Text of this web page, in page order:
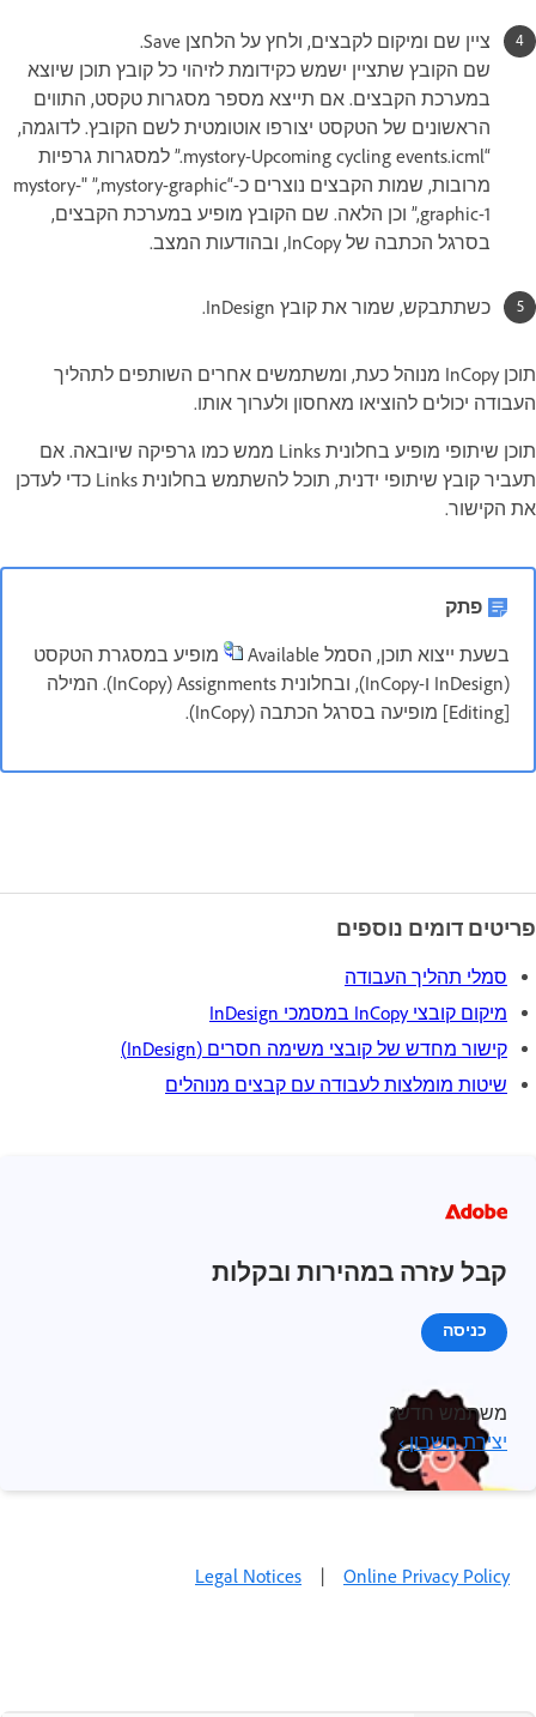
ציין שם ומיקום לקבצים, ולחץ על הלחצן Save.
שם הקובץ שתציין ישמש כקידומת לזיהוי כל קובץ תוכן שיוצא
במערכת הקבצים. אם תייצא מספר מסגרות טקסט, התווים
הראשונים של הטקסט יצורפו אוטומטית לשם הקובץ. לדוגמה,
“mystory-Upcoming cycling events.icml.” למסגרות גרפיות
מרובות, שמות הקבצים נוצרים כ-“mystory-graphic‏,” "mystory-
graphic-1,” וכן הלאה. שם הקובץ מופיע במערכת הקבצים,
בסרגל הכתבה של InCopy, ובהודעות המצב.
כשתתבקש, שמור את קובץ InDesign.
תוכן InCopy מנוהל כעת, ומשתמשים אחרים השותפים לתהליך
העבודה יכולים להוציאו מאחסון ולערוך אותו.
תוכן שיתופי מופיע בחלונית Links ממש כמו גרפיקה שיובאה. אם
תעביר קובץ שיתופי ידנית, תוכל להשתמש בחלונית Links כדי לעדכן
את הקישור.
פתק
בשעת ייצוא תוכן, הסמל Available‏
מופיע במסגרת הטקסט
(InDesign ו-InCopy), ובחלונית Assignments‏ (InCopy).‏ המילה
[Editing] מופיעה בסרגל הכתבה (InCopy).
פריטים דומים נוספים
סמלי תהליך העבודה
מיקום קובצי InCopy במסמכי InDesign
קישור מחדש של קובצי משימה חסרים (InDesign)
שיטות מומלצות לעבודה עם קבצים מנוהלים
קבל עזרה במהירות ובקלות
כניסה
משתמש חדש?
יצירת חשבון ›
Legal Notices | Online Privacy Policy